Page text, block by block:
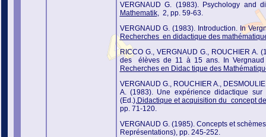
VERGNAUD G. (1983). Psychology
Mathematik, 2, pp. 59-63.
VERGNAUD G. (1983). Introduction. In
Recherches en didactique des
RICCO G., VERGNAUD G., ROUCHIER
des élèves de 11 à 15 ans. In
Recherches en Didac tique des
VERGNAUD G., ROUCHIER A.,
A. (1983). Une expérience didactique
(Ed.),Didactique et acquisition du concept
pp. 71-120.
VERGNAUD G. (1985). Concepts et
Représentations), pp. 245-252.